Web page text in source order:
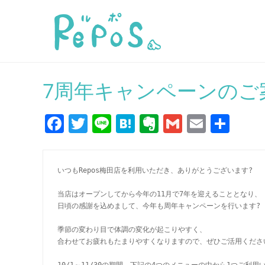
7周年キャンペーンのご
F
e
b
o
o
k
T
itt
er
Li
e
H
e
n
a
E
er
n
ot
e
G
ai
l
E
ai
l
いつもRepos梅田店を利用いただき、ありがとうございます?
当店はオープンしてから今年の11月で7年を迎えることとなり、
日頃の感謝を込めまして、今年も周年キャンペーンを行います?
季節の変わり目で体調の変化が起こりやすく、
合わせてお疲れもたまりやすくなりますので、ぜひご活用くださ